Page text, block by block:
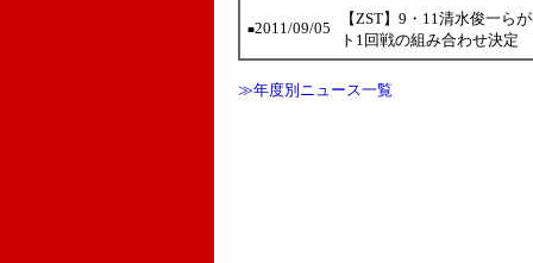
■2011/09/05
【ZST】9・11清水俊一ら
ト1回戦の組み合わせ決定
≫年度別ニュース一覧